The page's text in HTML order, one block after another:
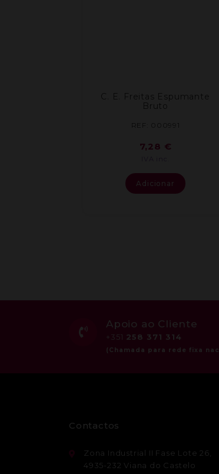
C. E. Freitas Espumante
Bruto
REF: 000991
7,28 €
Adicionar
Apoio ao Cliente
+351 258 371 314
Contactos
Zona Industrial II Fase Lote 26,
4935-232 Viana do Castelo